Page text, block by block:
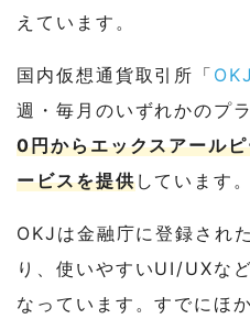
えています。
国内仮想通貨取引所「 OKJ
週・毎月のいずれかのプ
0円からエックスアール
ービスを提供しています。
OKJは金融庁に登録され
り、使いやすいUI/UXな
なっています。すでにほ